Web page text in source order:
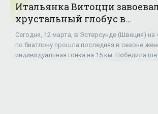
Итальянка Витоцци
хрустальный глобус в
индивидуальных гонках;
шестая - «БИАТЛОН»
Сегодня, 12 марта, в Эстерсунде (Швеция) на
по биатлону прошла последняя в сезоне
индивидуальная гонка на 15 км. Победила